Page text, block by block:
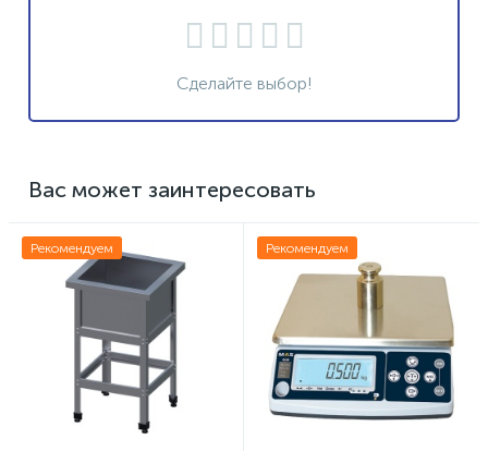
Сделайте выбор!
Вас может заинтересовать
Рекомендуем Рекомендуем